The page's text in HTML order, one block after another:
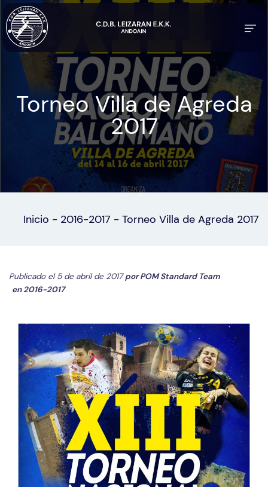
Torneo Villa de Agreda
2017
Inicio - 2016-2017 - Torneo Villa de Agreda 2017
Publicado el 5 de abril de 2017porPOM Standard Team
en2016-2017